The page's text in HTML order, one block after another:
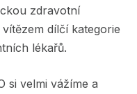
zdravotní
dílčí kategorie
lékařů.
si velmi vážíme a